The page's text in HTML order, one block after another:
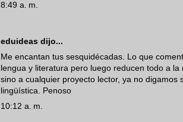
8:49 a. m.
eduideas dijo...
Me encantan tus sesquidécadas. Lo que
lengua y literatura pero luego reducen todo a
sino a cualquier proyecto lector, ya no
lingüística. Penoso
10:12 a. m.